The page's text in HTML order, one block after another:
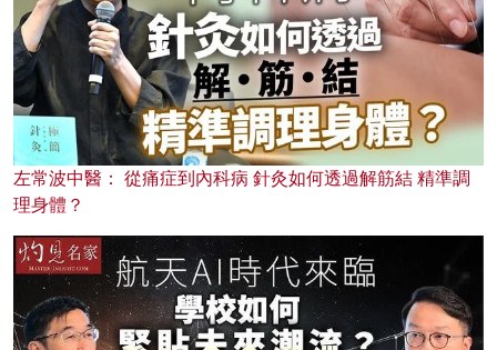
左常波中醫： 從痛症到內科病 針灸如何透過解筋結 精準調
理身體？